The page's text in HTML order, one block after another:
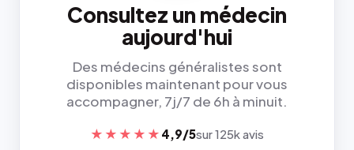
Consultez un médecin
aujourd'hui
Des médecins généralistes sont
disponibles maintenant pour vous
accompagner, 7j/7 de 6h à minuit.
★★★★★ 4,9/5sur 125k avis